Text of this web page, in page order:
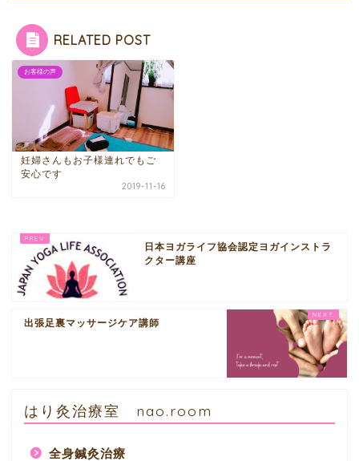
RELATED POST
お客様の声
妊婦さんもお子様連れでもご
安心です
2019-11-16
日本ヨガライフ協会認定ヨガインストラ
クター講座
出張足裏マッサージケア講師
はり灸治療室 nao.room
全身鍼灸治療